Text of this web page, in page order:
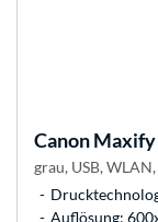
Canon
grau, USB,
Auflösung: